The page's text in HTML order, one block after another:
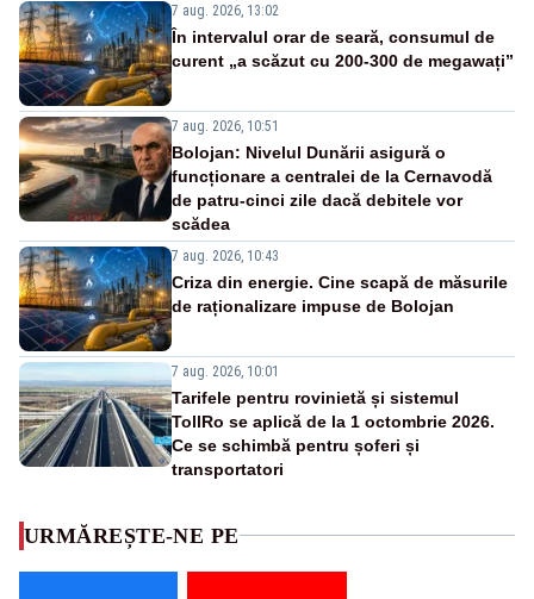
7 aug. 2026, 13:02
În intervalul orar de seară, consumul de
curent „a scăzut cu 200-300 de megawați”
7 aug. 2026, 10:51
Bolojan: Nivelul Dunării asigură o
funcționare a centralei de la Cernavodă
de patru-cinci zile dacă debitele vor
scădea
7 aug. 2026, 10:43
Criza din energie. Cine scapă de măsurile
de raționalizare impuse de Bolojan
7 aug. 2026, 10:01
Tarifele pentru rovinietă și sistemul
TollRo se aplică de la 1 octombrie 2026.
Ce se schimbă pentru șoferi și
transportatori
URMĂREȘTE-NE PE